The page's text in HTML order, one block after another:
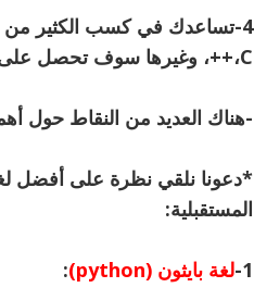
،C++، وغيرها سوف تحصل على وظائف في شركات تطلب هذه اللغات وتجني الكثير من الأموال.
-هناك العديد من النقاط حول
المستقبلية:
1- لغة بايثون (python) :